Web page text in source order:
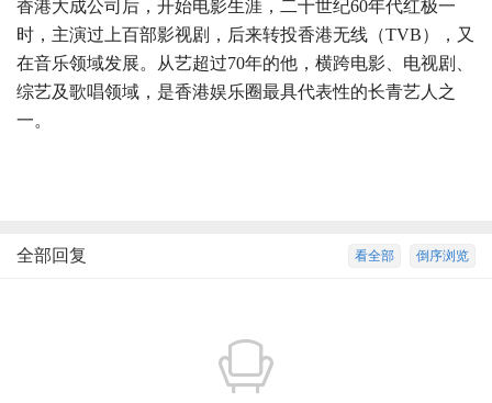
香港大成公司后，开始电影生涯，二十世纪60年代红极一
时，主演过上百部影视剧，后来转投香港无线（TVB），又
在音乐领域发展。从艺超过70年的他，横跨电影、电视剧、
综艺及歌唱领域，是香港娱乐圈最具代表性的长青艺人之
一。
倒序浏览
看全部
全部回复